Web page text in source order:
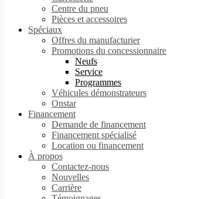
Centre du pneu
Pièces et accessoires
Spéciaux
Offres du manufacturier
Promotions du concessionnaire
Neufs
Service
Programmes
Véhicules démonstrateurs
Onstar
Financement
Demande de financement
Financement spécialisé
Location ou financement
À propos
Contactez-nous
Nouvelles
Carrière